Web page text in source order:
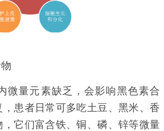
量元素缺乏，会影响黑色素合
患者日常可多吃土豆、黑米、香
它们富含铁、铜、磷、锌等微量